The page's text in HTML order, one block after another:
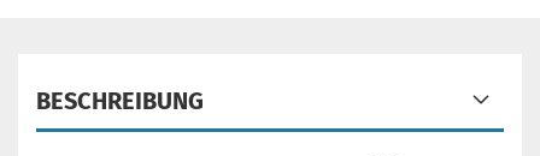
BESCHREIBUNG